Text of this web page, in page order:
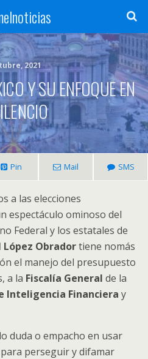
2021
Y SU ENFOQUE EN
Pin Mail SMS
a las elecciones
espectáculo ominoso del
Federal y los estatales de
López Obradortiene nomás
el manejo del presupuesto
a la Fiscalía General de la
Inteligencia Financiera y
duda o empacho en usar
perseguir y difamar